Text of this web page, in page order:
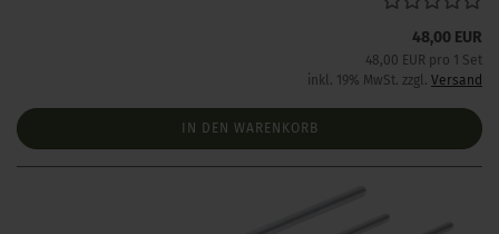
48,00 EUR
48,00 EUR pro 1 Set
inkl. 19% MwSt. zzgl. Versand
IN DEN WARENKORB